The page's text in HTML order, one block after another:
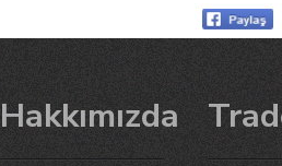
Hakkımızda